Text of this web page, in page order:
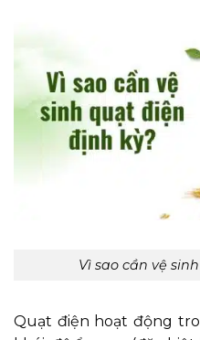
Vì sao cần vệ
Quạt điện hoạt động